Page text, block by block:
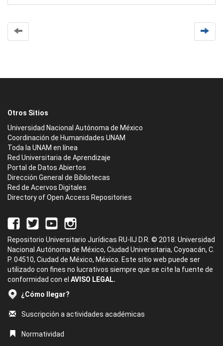
Otros Sitios
Universidad Nacional Autónoma de México
Coordinación de Humanidades UNAM
Toda la UNAM en línea
Red Universitaria de Aprendizaje
Portal de Datos Abiertos
Dirección General de Bibliotecas
Red de Acervos Digitales
Directory of Open Access Repositories
Repositorio Universitario Jurídicas RU-IIJ D.R. © 2018. Universidad
Nacional Autónoma de México, Ciudad Universitaria, Coyoacán, C.
P. 04510, Ciudad de México, México. Este sitio web puede ser
utilizado con fines no lucrativos siempre que se cite la fuente de
conformidad con el AVISO LEGAL.
¿Cómo llegar?
Suscripción a actividades académicas
Normatividad